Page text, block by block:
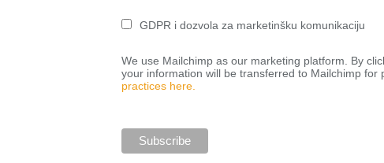
GDPR i dozvola za marketinšku komunikaciju
We use Mailchimp as our marketing platform. By
your information will be transferred to Mailchimp for
practices here.